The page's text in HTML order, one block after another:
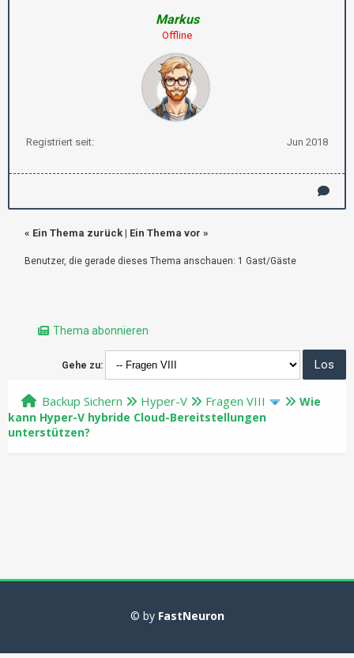
Markus
Offline
Registriert seit: Jun 2018
« Ein Thema zurück | Ein Thema vor »
Benutzer, die gerade dieses Thema anschauen: 1 Gast/Gäste
Thema abonnieren
Gehe zu:
Backup Sichern Hyper-V Fragen VIII
Wie
kann Hyper-V hybride Cloud-Bereitstellungen
unterstützen?
© by FastNeuron